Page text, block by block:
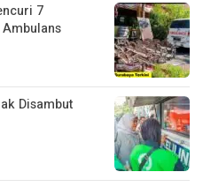
7
Disambut